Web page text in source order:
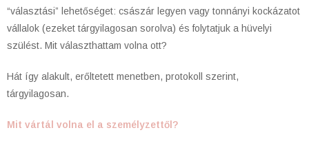
“választási” lehetőséget: császár legyen vagy tonnányi kockázatot
vállalok (ezeket tárgyilagosan sorolva) és folytatjuk a hüvelyi
szülést. Mit választhattam volna ott?
Hát így alakult, erőltetett menetben, protokoll szerint,
tárgyilagosan.
Mit vártál volna el a személyzettől?